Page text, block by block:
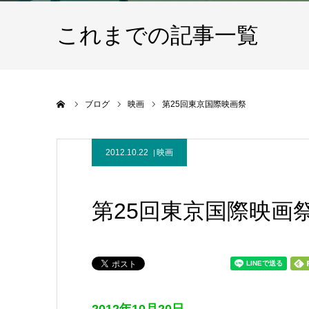
これまでの記事一覧
ブログ 映画 第25回東京国際映画祭
2012.10.22 映画
第25回東京国際映画